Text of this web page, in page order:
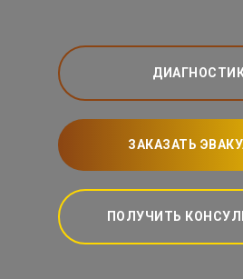
ЗАКАЗАТЬ
ПОЛУЧИТЬ